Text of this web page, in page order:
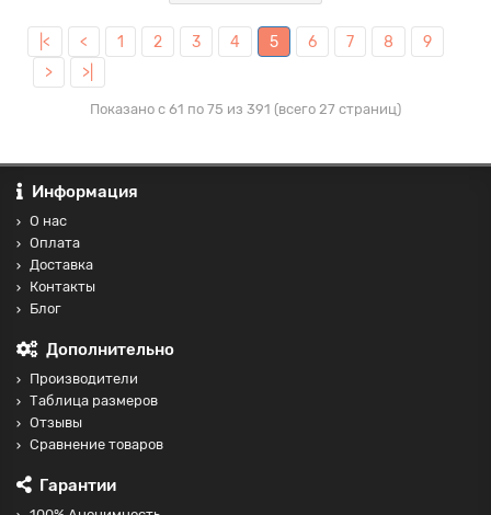
|< < 1 2 3 4 5 6 7 8
9
>
>|
Показано с 61 по 75 из 391 (всего 27 страниц)
Информация
О нас
Оплата
Доставка
Контакты
Блог
Дополнительно
Производители
Таблица размеров
Отзывы
Сравнение товаров
Гарантии